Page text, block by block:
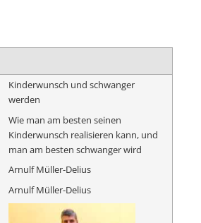
Kinderwunsch und schwanger
werden
Wie man am besten seinen
Kinderwunsch realisieren kann, und
man am besten schwanger wird
Arnulf Müller-Delius
Arnulf Müller-Delius